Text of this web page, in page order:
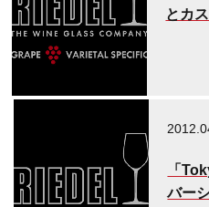
とカ
「
バー